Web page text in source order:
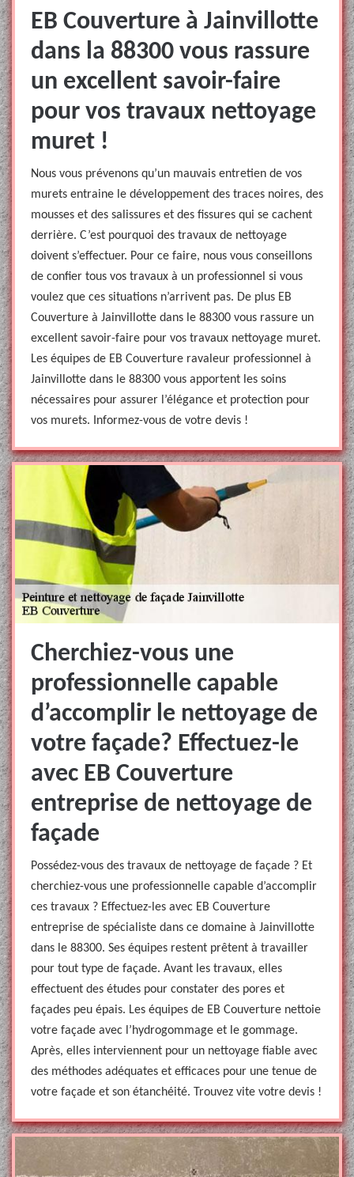
EB Couverture à Jainvillotte
dans la 88300 vous rassure
un excellent savoir-faire
pour vos travaux nettoyage
muret !
Nous vous prévenons qu’un mauvais entretien de vos
murets entraine le développement des traces noires, des
mousses et des salissures et des fissures qui se cachent
derrière. C’est pourquoi des travaux de nettoyage
doivent s’effectuer. Pour ce faire, nous vous conseillons
de confier tous vos travaux à un professionnel si vous
voulez que ces situations n’arrivent pas. De plus EB
Couverture à Jainvillotte dans le 88300 vous rassure un
excellent savoir-faire pour vos travaux nettoyage muret.
Les équipes de EB Couverture ravaleur professionnel à
Jainvillotte dans le 88300 vous apportent les soins
nécessaires pour assurer l’élégance et protection pour
vos murets. Informez-vous de votre devis !
Cherchiez-vous une
professionnelle capable
d’accomplir le nettoyage de
votre façade? Effectuez-le
avec EB Couverture
entreprise de nettoyage de
façade
Possédez-vous des travaux de nettoyage de façade ? Et
cherchiez-vous une professionnelle capable d’accomplir
ces travaux ? Effectuez-les avec EB Couverture
entreprise de spécialiste dans ce domaine à Jainvillotte
dans le 88300. Ses équipes restent prêtent à travailler
pour tout type de façade. Avant les travaux, elles
effectuent des études pour constater des pores et
façades peu épais. Les équipes de EB Couverture nettoie
votre façade avec l’hydrogommage et le gommage.
Après, elles interviennent pour un nettoyage fiable avec
des méthodes adéquates et efficaces pour une tenue de
votre façade et son étanchéité. Trouvez vite votre devis !